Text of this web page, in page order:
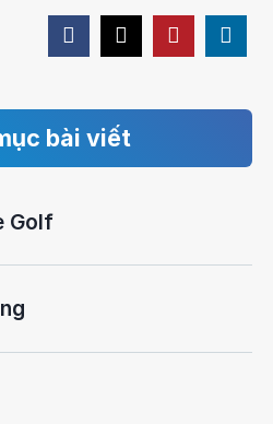
bài viết
Golf